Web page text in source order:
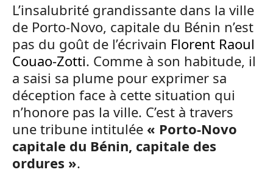
L’insalubrité grandissante dans la ville
de Porto-Novo, capitale du Bénin n’est
pas du goût de l’écrivain Florent Raoul
Couao-Zotti. Comme à son habitude, il
a saisi sa plume pour exprimer sa
déception face à cette situation qui
n’honore pas la ville. C’est à travers
une tribune intitulée « Porto-Novo
capitale du Bénin, capitale des
ordures ».